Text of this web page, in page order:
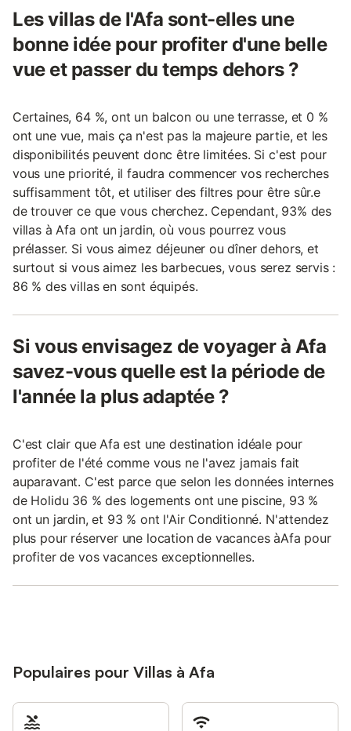
Les villas de l'Afa sont-elles une
bonne idée pour profiter d'une belle
vue et passer du temps dehors ?
Certaines, 64 %, ont un balcon ou une terrasse, et 0 %
ont une vue, mais ça n'est pas la majeure partie, et les
disponibilités peuvent donc être limitées. Si c'est pour
vous une priorité, il faudra commencer vos recherches
suffisamment tôt, et utiliser des filtres pour être sûr.e
de trouver ce que vous cherchez. Cependant, 93% des
villas à Afa ont un jardin, où vous pourrez vous
prélasser. Si vous aimez déjeuner ou dîner dehors, et
surtout si vous aimez les barbecues, vous serez servis :
86 % des villas en sont équipés.
Si vous envisagez de voyager à Afa
savez-vous quelle est la période de
l'année la plus adaptée ?
C'est clair que Afa est une destination idéale pour
profiter de l'été comme vous ne l'avez jamais fait
auparavant. C'est parce que selon les données internes
de Holidu 36 % des logements ont une piscine, 93 %
ont un jardin, et 93 % ont l'Air Conditionné. N'attendez
plus pour réserver une location de vacances àAfa pour
profiter de vos vacances exceptionnelles.
Populaires pour Villas à Afa